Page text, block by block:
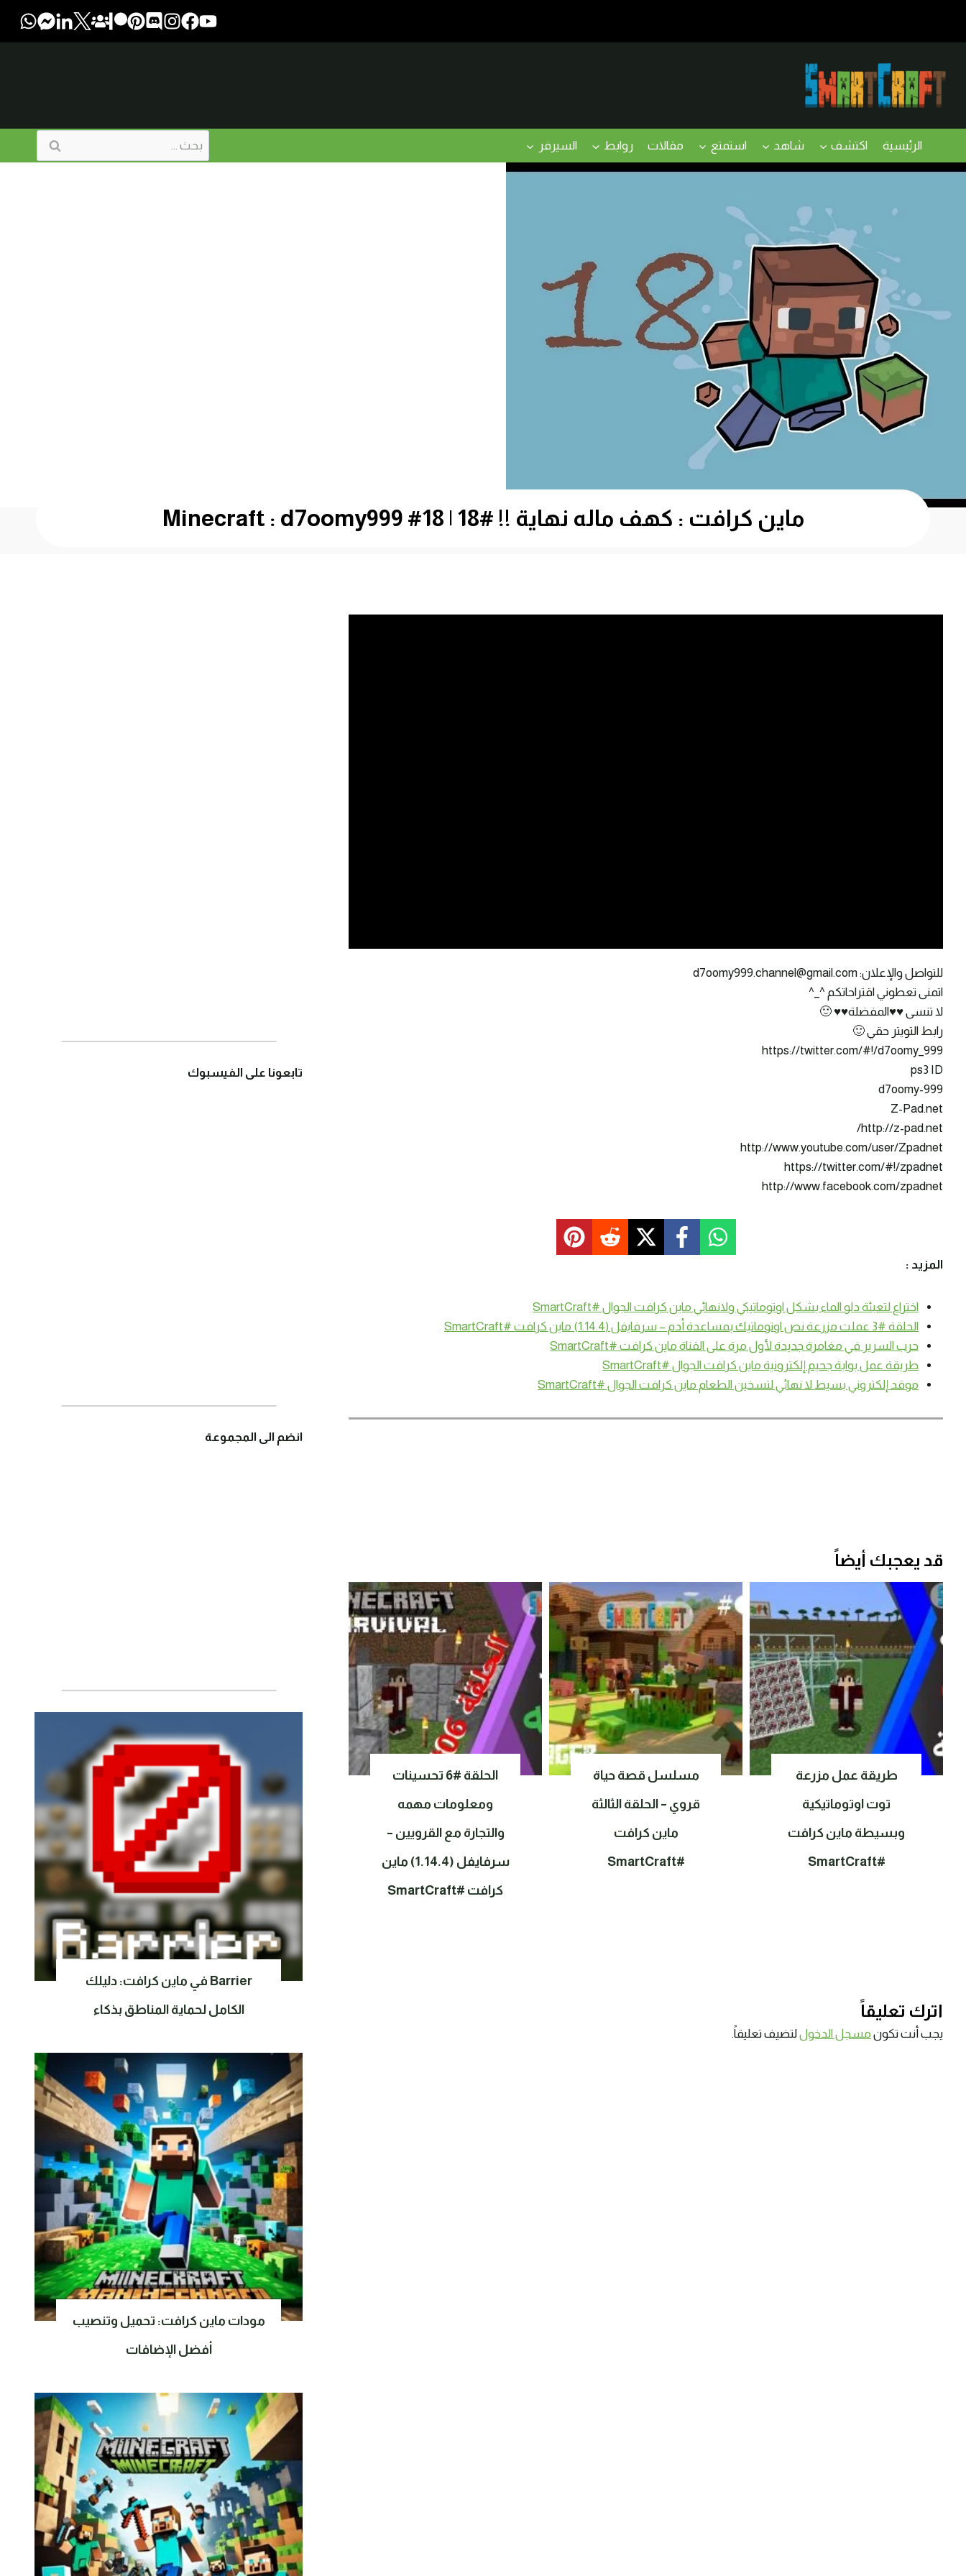
الرئيسية اكتشف شاهد استمتع مقالات روابط السيرفر
البحث
عن:
ماين كرافت : كهف ماله نهاية !! #18 | 18# Minecraft : d7oomy999
للتواصل والإعلان: d7oomy999.channel@gmail.com
اتمنى تعطوني اقتراحاتكم ^_^
لا تنسى ♥♥المفضلة♥♥ 🙂
رابط التويتر حقي 🙂
https://twitter.com/#!/d7oomy_999
ps3 ID
d7oomy-999
Z-Pad.net
http://z-pad.net/
http://www.youtube.com/user/Zpadnet
https://twitter.com/#!/zpadnet
http://www.facebook.com/zpadnet
المزيد :
اختراع لتعبئة دلو الماء بشكل اوتوماتيكي ولانهائي ماين كرافت الجوال #SmartCraft
الحلقة #3 عملت مزرعة نص اوتوماتيك بمساعدة أدم – سرفايفل (1.14.4) ماين كرافت #SmartCraft
حرب السرير في مغامرة جديدة لأول مرة على القناة ماين كرافت #SmartCraft
طريقة عمل بوابة جحيم إلكترونية ماين كرافت الجوال #SmartCraft
موقد إلكتروني بسيط لا نهائي لتسخين الطعام ماين كرافت الجوال #SmartCraft
قد يعجبك أيضاً
طريقة عمل مزرعة
توت اوتوماتيكية
وبسيطة ماين كرافت
#SmartCraft
مسلسل قصة حياة
قروي – الحلقة الثالثة
ماين كرافت
#SmartCraft
الحلقة #6 تحسينات
ومعلومات مهمه
والتجارة مع القرويين –
سرفايفل (1.14.4) ماين
كرافت #SmartCraft
اترك تعليقاً
يجب أنت تكون مسجل الدخوللتضيف تعليقاً.
تابعونا على الفيسبوك
انضم الى المجموعة
Barrier في ماين كرافت: دليلك
الكامل لحماية المناطق بذكاء
مودات ماين كرافت: تحميل وتنصيب
أفضل الإضافات